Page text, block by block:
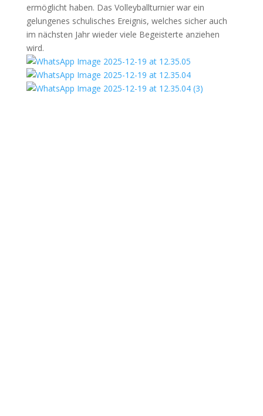
ermöglicht haben. Das Volleyballturnier war ein
gelungenes schulisches Ereignis, welches sicher auch
im nächsten Jahr wieder viele Begeisterte anziehen
wird.